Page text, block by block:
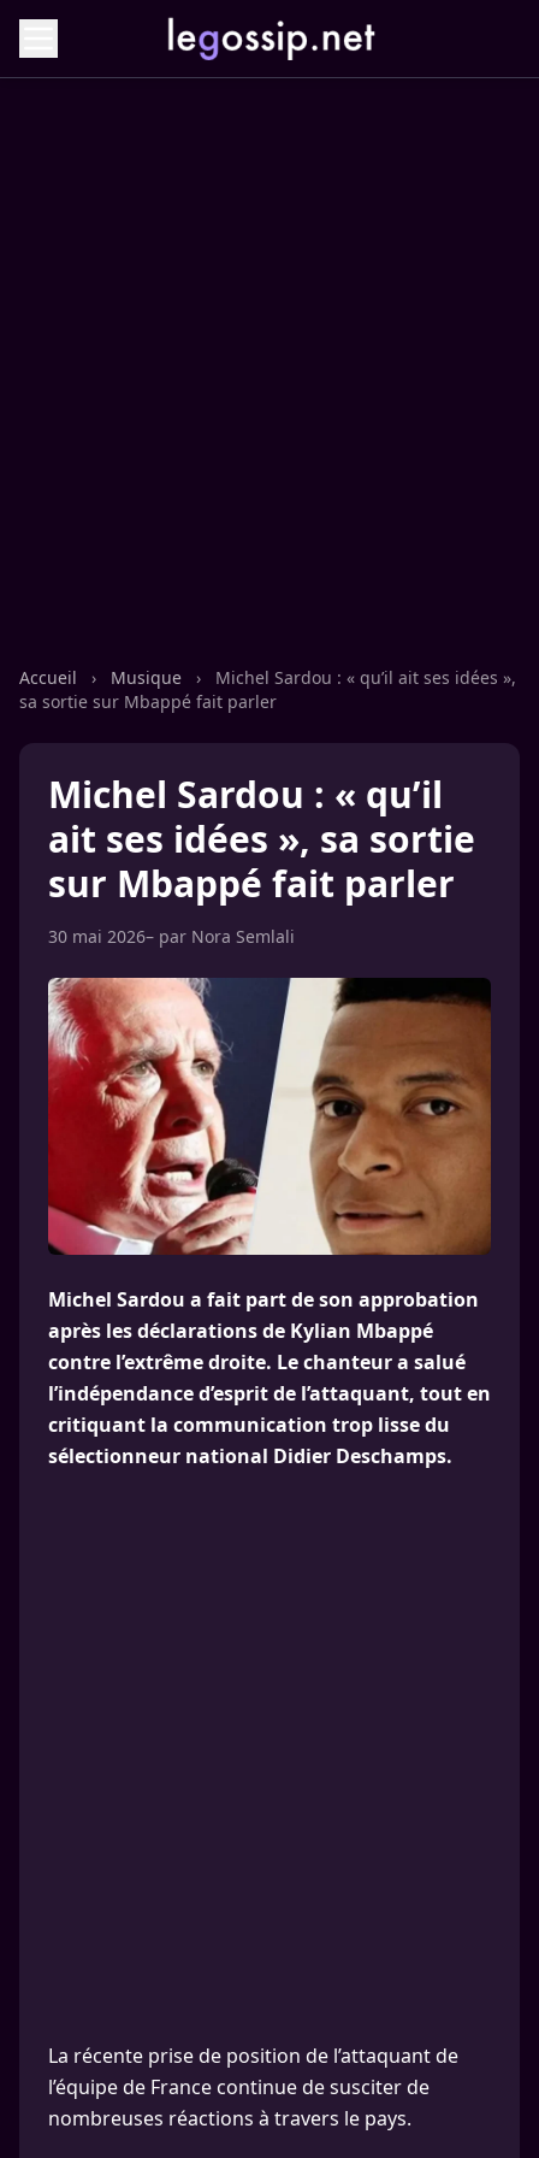
Accueil › Musique ›
Michel Sardou : « qu’il ait ses idées »,
sa sortie sur Mbappé fait parler
Michel Sardou : « qu’il
ait ses idées », sa sortie
sur Mbappé fait parler
30 mai 2026– par Nora Semlali
Michel Sardou a fait part de son approbation
après les déclarations de Kylian Mbappé
contre l’extrême droite. Le chanteur a salué
l’indépendance d’esprit de l’attaquant, tout en
critiquant la communication trop lisse du
sélectionneur national Didier Deschamps.
La récente prise de position de l’attaquant de
l’équipe de France continue de susciter de
nombreuses réactions à travers le pays.